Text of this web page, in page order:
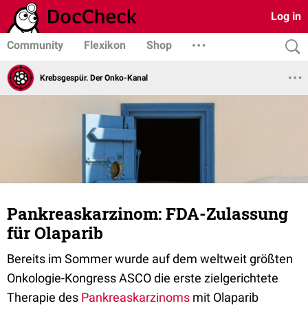
Log in
Community Flexikon Shop
Krebsgespür. Der Onko-Kanal
Pankreaskarzinom: FDA-Zulassung
für Olaparib
Bereits im Sommer wurde auf dem weltweit größten
Onkologie-Kongress ASCO die erste zielgerichtete
Therapie des Pankreaskarzinoms mit Olaparib